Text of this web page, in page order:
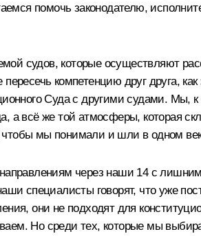
помочь законодателю,
судов, которые осуществляют
компетенцию друг друга,
Суда с другими судами. Мы,
всё же той атмосферы, которая
мы понимали и шли в одном
через наши 14 с
специалисты говорят, что уже
они не подходят для
Но среди тех, которые мы